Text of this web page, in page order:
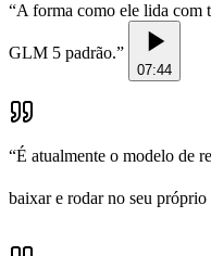
“A forma como ele lida com
GLM 5 padrão.”
07:44
“É atualmente o modelo de
baixar e rodar no seu próprio